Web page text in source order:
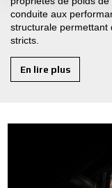
conduite aux
structurale permettant
stricts.
En lire plus